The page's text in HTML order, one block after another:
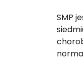
SMP